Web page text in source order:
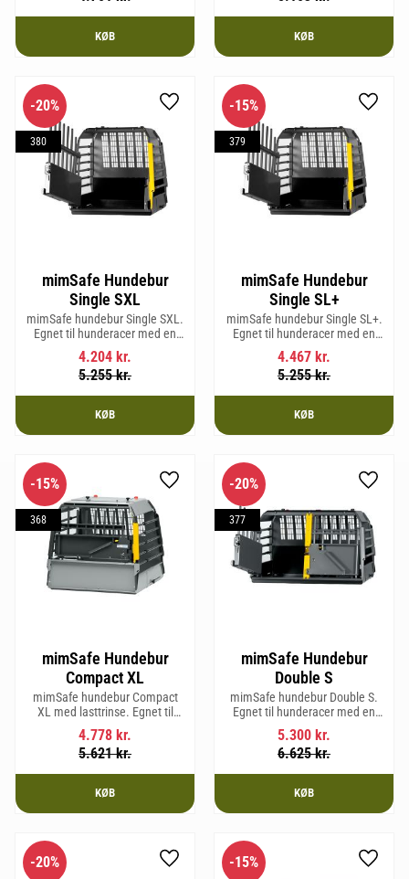
KØB KØB
mimSafe Hundebur
Single SXL
mimSafe hundebur Single SXL.
Egnet til hunderacer med en
skulderhøjde på op til 64 cm.
4.204 kr.
5.255kr.
20%
380
Gem som favorit
KØB
mimSafe Hundebur
Single SL+
mimSafe hundebur Single SL+.
Egnet til hunderacer med en
skulderhøjde på op til 62 cm.
4.467 kr.
5.255kr.
15%
379
Gem
KØB
mimSafe Hundebur
Compact XL
mimSafe hundebur Compact
XL med lasttrinse. Egnet til
hunderacer med en
skulderhøjde på op til 58 cm.
4.778 kr.
5.621kr.
15%
368
Gem som favorit
KØB
mimSafe Hundebur
Double S
mimSafe hundebur Double S.
Egnet til hunderacer med en
skulderhøjde på op til 52 cm.
5.300 kr.
6.625kr.
20%
377
Gem
KØB
20% Gem som favorit
15% Gem